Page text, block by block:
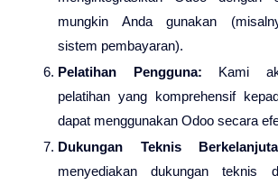
mungkin Anda gunakan
sistem pembayaran).
Pelatihan Pengguna: Kami
pelatihan yang komprehensif
dapat menggunakan Odoo secara
Dukungan Teknis
menyediakan dukungan teknis